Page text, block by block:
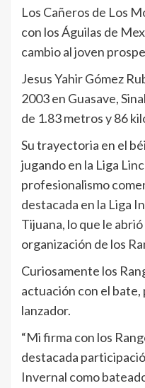
Los Cañeros de Los
con los Águilas de
cambio al joven
Jesus Yahir Gómez
2003 en Guasave,
de 1.83 metros y 86
Su trayectoria en el
jugando en la Liga
profesionalismo
destacada en la Liga
Tijuana, lo que le
organización de los
Curiosamente los
actuación con el
lanzador.
“Mi firma con los
destacada
Invernal como